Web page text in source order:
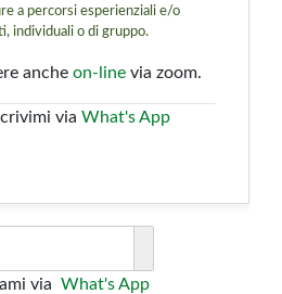
a percorsi esperienziali e/o
individuali o di gruppo.
anche on-line via zoom.
via What's App
via What's App